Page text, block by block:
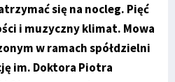
się na nocleg. Pięć
i muzyczny klimat. Mowa
w ramach spółdzielni
im. Doktora Piotra